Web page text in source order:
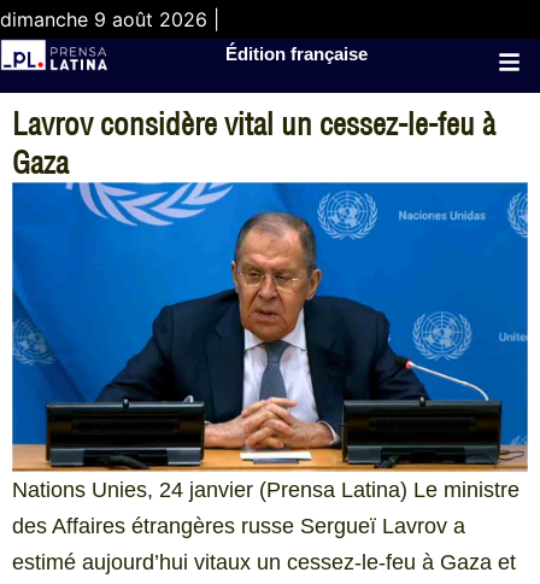
dimanche 9 août 2026 |
Édition française
Lavrov considère vital un cessez-le-feu à
Gaza
Nations Unies, 24 janvier (Prensa Latina) Le ministre
des Affaires étrangères russe Sergueï Lavrov a
estimé aujourd’hui vitaux un cessez-le-feu à Gaza et